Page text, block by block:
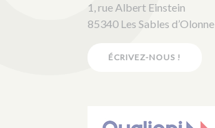
1, rue Albert Einstein
85340 Les Sables d’Olonne
ÉCRIVEZ-NOUS !